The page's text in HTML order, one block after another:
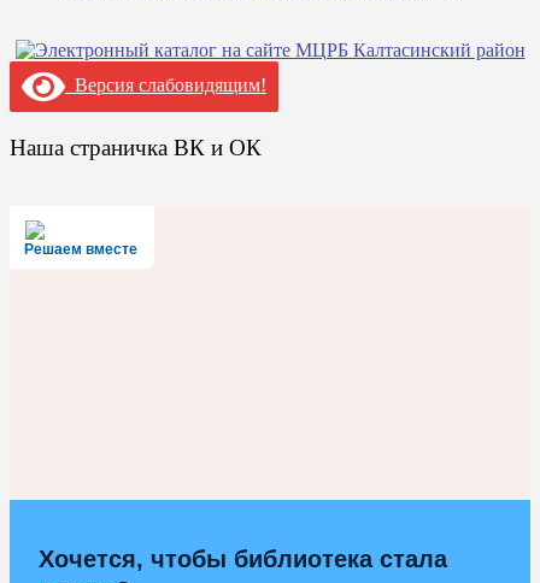
Версия слабовидящим!
Наша страничка ВК и ОК
Решаем вместе
Хочется, чтобы библиотека стала